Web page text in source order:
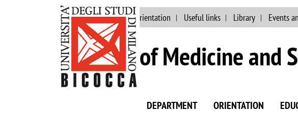
Main site Staff Orientation Useful links Library Events
School of Medicine and
DEPARTMENT ORIENTATION